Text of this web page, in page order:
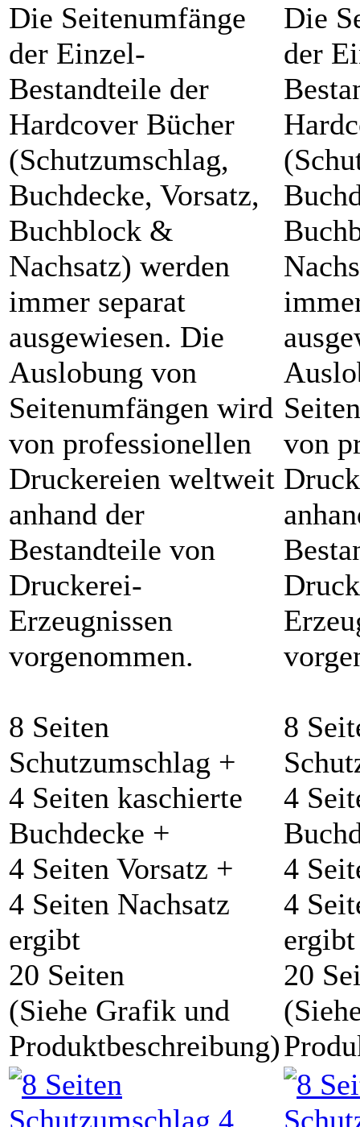
Die Seitenumfänge
der Einzel-
Bestandteile der
Hardcover Bücher
(Schutzumschlag,
Buchdecke, Vorsatz,
Buchblock &
Nachsatz) werden
immer separat
ausgewiesen. Die
Auslobung von
Seitenumfängen wird
von professionellen
Druckereien weltweit
anhand der
Bestandteile von
Druckerei-
Erzeugnissen
vorgenommen.
8 Seiten
Schutzumschlag +
4 Seiten kaschierte
Buchdecke +
4 Seiten Vorsatz +
4 Seiten Nachsatz
ergibt
20 Seiten
(Siehe Grafik und
Produktbeschreibung)
Die
der
von
8
4
4
4
ergibt
20